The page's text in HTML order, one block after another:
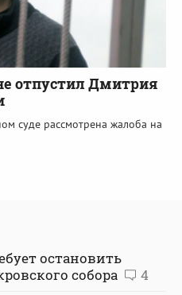
отпустил Дмитрия
суде рассмотрена жалоба на
остановить
собора
4